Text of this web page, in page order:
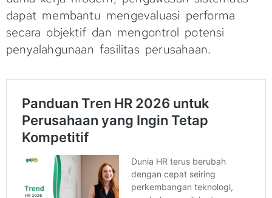
dapat membantu mengevaluasi performa
secara objektif dan mengontrol potensi
penyalahgunaan fasilitas perusahaan.